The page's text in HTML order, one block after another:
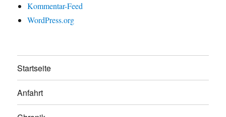
Kommentar-Feed
WordPress.org
Startseite
Anfahrt